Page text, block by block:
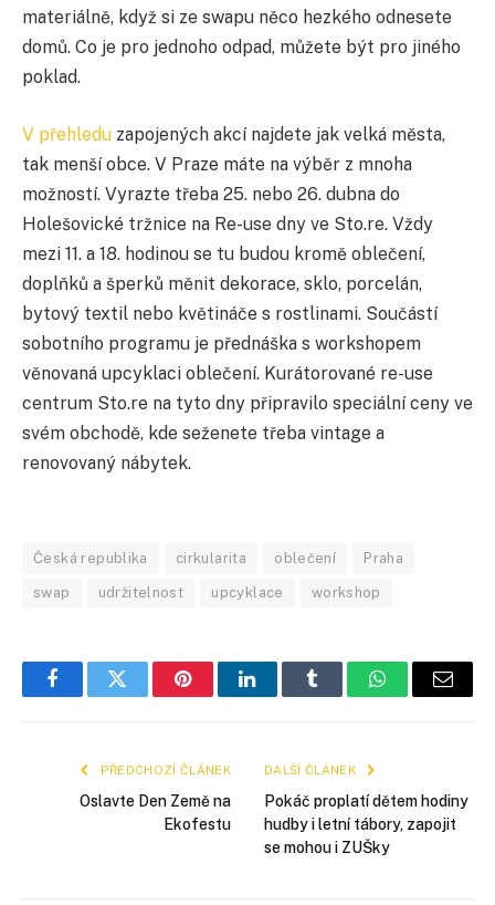
materiálně, když si ze swapu něco hezkého odnesete
domů. Co je pro jednoho odpad, můžete být pro jiného
poklad.
V přehledu zapojených akcí najdete jak velká města,
tak menší obce. V Praze máte na výběr z mnoha
možností. Vyrazte třeba 25. nebo 26. dubna do
Holešovické tržnice na Re-use dny ve Sto.re. Vždy
mezi 11. a 18. hodinou se tu budou kromě oblečení,
doplňků a šperků měnit dekorace, sklo, porcelán,
bytový textil nebo květináče s rostlinami. Součástí
sobotního programu je přednáška s workshopem
věnovaná upcyklaci oblečení. Kurátorované re-use
centrum Sto.re na tyto dny připravilo speciální ceny ve
svém obchodě, kde seženete třeba vintage a
renovovaný nábytek.
Česká republika cirkularita oblečení Praha
swap udržitelnost upcyklace workshop
FacebookTwitter PinterestLinkedInTumblr WhatsApp
E-
PŘEDCHOZÍ ČLÁNEK
Oslavte Den Země na
Ekofestu
DALŠÍ ČLÁNEK
Pokáč proplatí dětem hodiny
hudby i letní tábory, zapojit
se mohou i ZUŠky